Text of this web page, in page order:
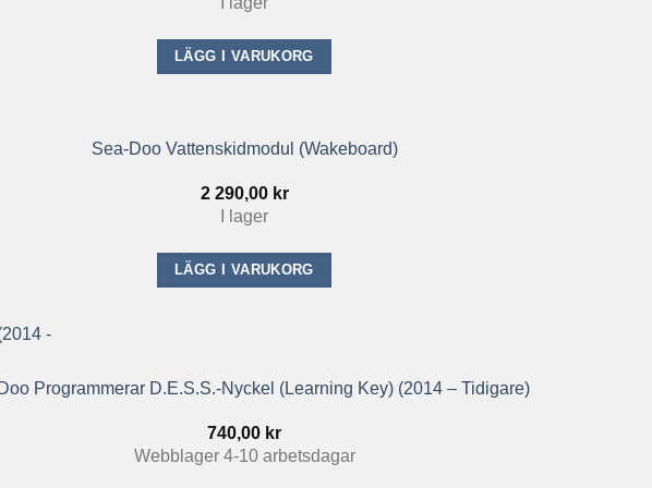
LÄGG I VARUKORG
Sea-Doo Vattenskidmodul (wakeboard)
2 290,00 kr
I lager
LÄGG I VARUKORG
Programmerar D.E.S.S.-Nyckel (Learning Key) (2014 – Tidigare)
740,00 kr
Webblager 4-10 arbetsdagar